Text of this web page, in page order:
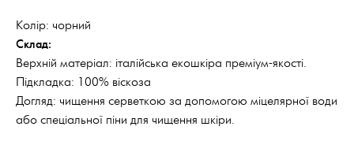
Колір: чорний
Склад:
Верхній матеріал: італійська екошкіра преміум-якості.
Підкладка: 100% віскоза
Догляд: чищення серветкою за допомогою міцелярної води
або спеціальної піни для чищення шкіри.